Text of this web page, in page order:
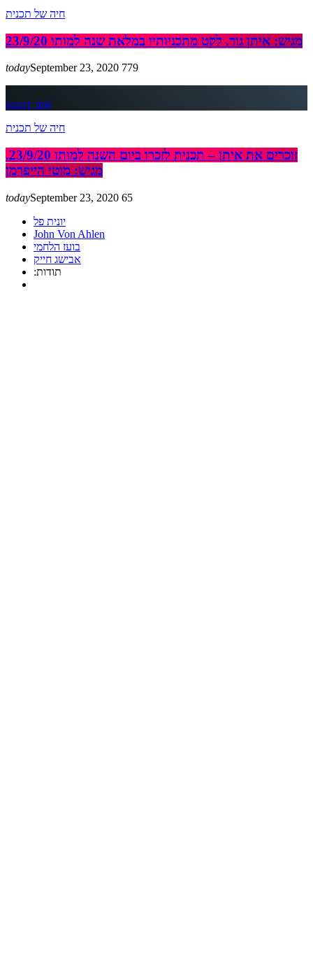
חיה של תכנית
מגיש: איתן גור. לקט מתכניותיו במלאת שנה למותו 23/9/20
todaySeptember 23, 2020 779
insert_link
חיה של תכנית
זוכרים את איתן – תכנית לזכרו ביום השנה למותו 23/9/20.
מגיש: מוטי הייפרמן
todaySeptember 23, 2020 65
יונית פל
John Von Ahlen
בועז הלחמי
אבישג חייק
:תודות